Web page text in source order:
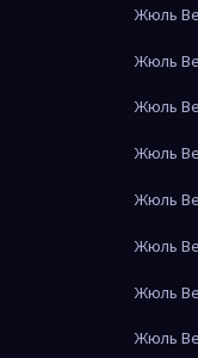
Жюль
Жюль
Жюль
Жюль
Жюль
Жюль
Жюль
Жюль